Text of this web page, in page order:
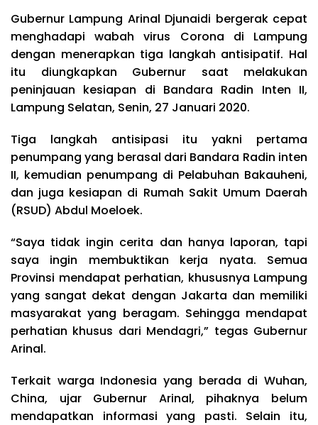
Gubernur Lampung Arinal Djunaidi bergerak cepat
menghadapi wabah virus Corona di Lampung
dengan menerapkan tiga langkah antisipatif. Hal
itu diungkapkan Gubernur saat melakukan
peninjauan kesiapan di Bandara Radin Inten II,
Lampung Selatan, Senin, 27 Januari 2020.
Tiga langkah antisipasi itu yakni pertama
penumpang yang berasal dari Bandara Radin inten
II, kemudian penumpang di Pelabuhan Bakauheni,
dan juga kesiapan di Rumah Sakit Umum Daerah
(RSUD) Abdul Moeloek.
“Saya tidak ingin cerita dan hanya laporan, tapi
saya ingin membuktikan kerja nyata. Semua
Provinsi mendapat perhatian, khususnya Lampung
yang sangat dekat dengan Jakarta dan memiliki
masyarakat yang beragam. Sehingga mendapat
perhatian khusus dari Mendagri,” tegas Gubernur
Arinal.
Terkait warga Indonesia yang berada di Wuhan,
China, ujar Gubernur Arinal, pihaknya belum
mendapatkan informasi yang pasti. Selain itu,